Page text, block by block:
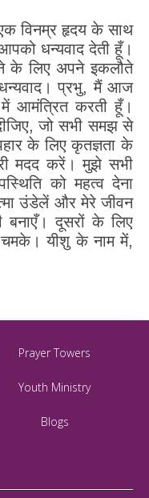
विनम्र हृदय के साथ
धन्यवाद देती हूँ।
के लिए अपने इकलौते
प्रभु, मैं आज
करती हूँ।
जो सभी समझ से
के लिए कृतज्ञता के
मदद करें। मुझे सभी
को महत्व देना
उंडेलें और मेरे जीवन
बनाएँ। दूसरों के लिए
यीशु के नाम में,
हूँ। आमीन।
Prayer Towers
Youth Ministry
Blogs